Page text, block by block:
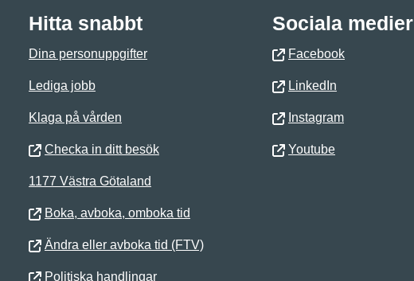
Hitta snabbt
Dina personuppgifter
Lediga jobb
Klaga på vården
Checka in ditt besök
1177 Västra Götaland
Boka, avboka, omboka tid
Ändra eller avboka tid (FTV)
Politiska handlingar
Sociala medier
Facebook
LinkedIn
Instagram
Youtube